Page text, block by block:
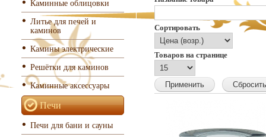
Сортировать
Товаров на странице
Каминные облицовки
Литье для печей и
каминов
Камины электрические
Решётки для каминов
Каминные аксессуары
Печи
Печи для бани и сауны